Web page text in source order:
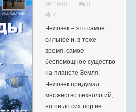
1940
0
7
Человек – это самое
сильное и, в тоже
время, самое
беспомощное существо
на планете Земля.
Человек придумал
множество технологий,
но он до сих пор не